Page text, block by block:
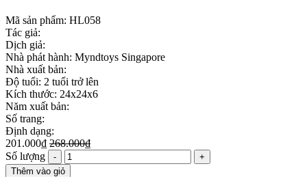
Mã sản phẩm: HL058
Tác giả:
Dịch giả:
Nhà phát hành: Myndtoys Singapore
Nhà xuất bản:
Độ tuổi: 2 tuổi trở lên
Kích thước: 24x24x6
Năm xuất bản:
Số trang:
Định dạng:
201.000₫ 268.000₫
Số lượng
Thêm vào giỏ